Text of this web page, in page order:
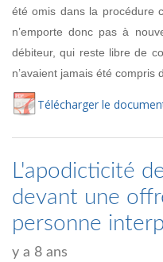
été omis dans la procédure
n’emporte donc pas à
débiteur, qui reste libre de
n’avaient jamais été compris
Télécharger le
L'apodicticité
devant une
personne
y a 8 ans